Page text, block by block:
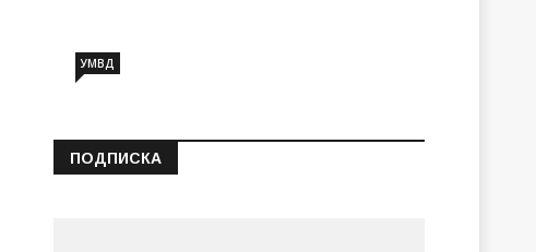
УМВД
ПОДПИСКА